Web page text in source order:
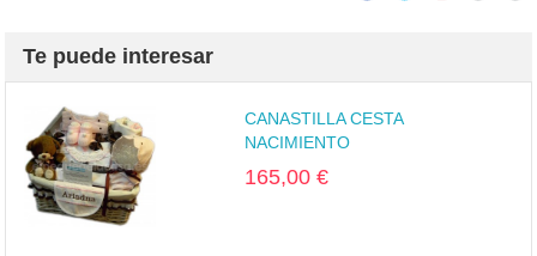
Te puede interesar
CANASTILLA CESTA
NACIMIENTO
165,00 €